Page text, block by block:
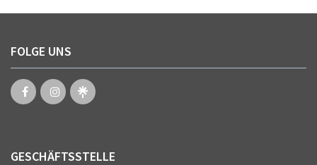
FOLGE UNS
GESCHÄFTSSTELLE